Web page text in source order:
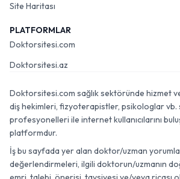
Site Haritası
PLATFORMLAR
Doktorsitesi.com
Doktorsitesi.az
Doktorsitesi.com sağlık sektöründe hizmet
diş hekimleri, fizyoterapistler, psikologlar vb.
profesyonelleri ile internet kullanıcılarını
platformdur.
İş bu sayfada yer alan doktor/uzman
değerlendirmeleri, ilgili doktorun/uzmanın